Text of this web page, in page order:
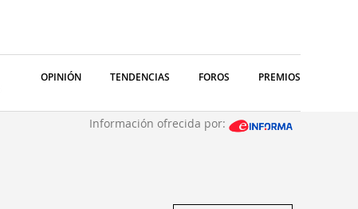
OPINIÓN TENDENCIAS FOROS PREMIOS
Información ofrecida por: